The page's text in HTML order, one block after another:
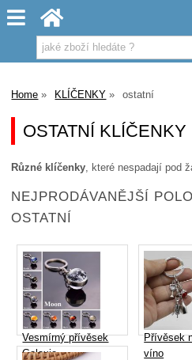
Home KLÍČENKY ostatní
OSTATNÍ KLÍČENKY
Různé klíčenky , které nespadají pod
NEJPRODÁVANĚJŠÍ
OSTATNÍ
Vesmírný přívěsek
Galaxie
Přívěsek
víno